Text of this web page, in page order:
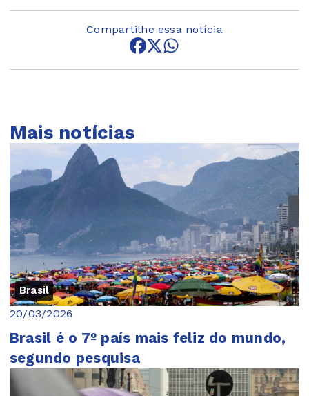
Compartilhe essa notícia
Mais notícias
Brasil
20/03/2026
Brasil é o 7º país mais feliz do mundo,
segundo pesquisa